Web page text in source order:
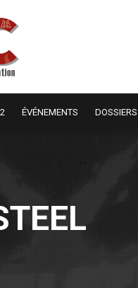
ÉVÉNEMENTS DOSSIERS